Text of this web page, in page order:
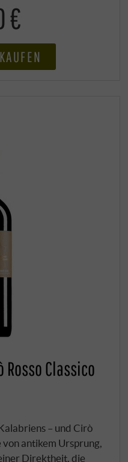
€
KAUFEN
Rosso Classico
– und Cirò
antikem Ursprung,
Direktheit, die